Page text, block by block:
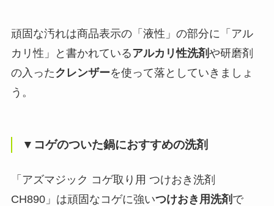
頑固な汚れは商品表示の「液性」の部分に「アル
カリ性」と書かれているアルカリ性洗剤や研磨剤
の入ったクレンザーを使って落としていきましょ
う。
▼コゲのついた鍋におすすめの洗剤
「アズマジック コゲ取り用 つけおき洗剤
CH890」は頑固なコゲに強いつけおき用洗剤 で